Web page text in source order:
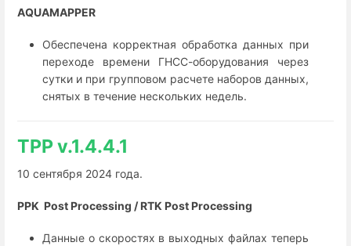
AQUAMAPPER
Обеспечена корректная обработка данных при
переходе времени ГНСС-оборудования через
сутки и при групповом расчете наборов данных,
снятых в течение нескольких недель.
TPP v.1.4.4.1
10 сентября 2024 года.
PPK Post Processing / RTK Post Processing
Данные о скоростях в выходных файлах теперь